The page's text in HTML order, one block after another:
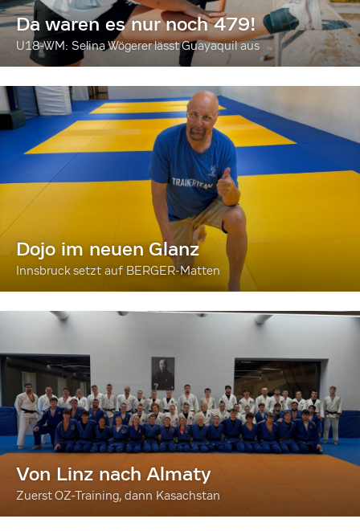
Da waren es nur noch 479!
U18-WM: Selina Wögerer lässt Guayaquil aus
Dojo im neuen Glanz
Innsbruck setzt auf BERGER-Matten
Von Linz nach Almaty
Zuerst OZ-Training, dann Kasachstan